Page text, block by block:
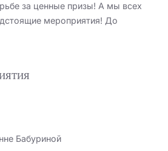
за ценные призы! А мы всех
мероприятия! До
Бабуриной